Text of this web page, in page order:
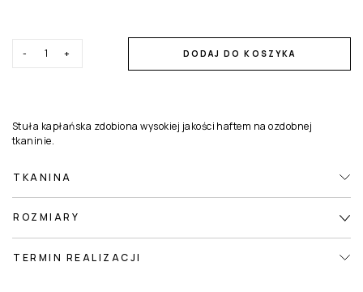
- + DODAJ DO KOSZYKA
Stuła kapłańska zdobiona wysokiej jakości haftem na ozdobnej
tkaninie.
TKANINA
ROZMIARY
TERMIN REALIZACJI